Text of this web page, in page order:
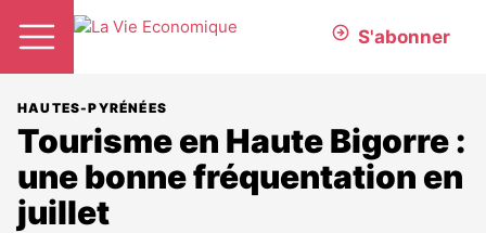
S'abonner
HAUTES-PYRÉNÉES
Tourisme en Haute Bigorre :
une bonne fréquentation en
juillet